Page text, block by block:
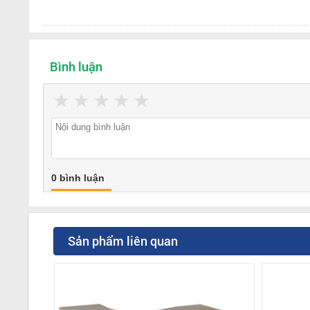
Bình luận
★
★
★
★
★
0 bình luận
Sản phẩm liên quan